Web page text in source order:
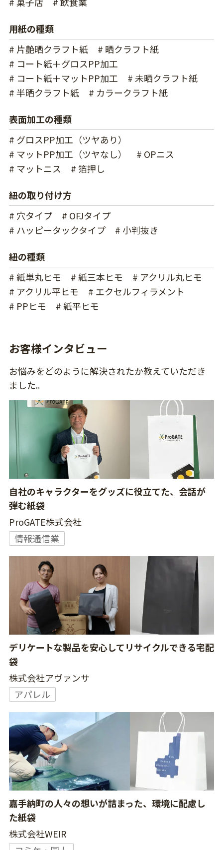
用紙の種類
# 片艶晒クラフト紙
# 晒クラフト紙
# コート紙＋グロスPP加工
# コート紙＋マットPP加工
# 未晒クラフト紙
# 半晒クラフト紙
# カラークラフト紙
表面加工の種類
# グロスPP加工（ツヤあり）
# マットPP加工（ツヤなし）
# OPニス
# マットニス
# 箔押し
紐の取り付け方
# 穴タイプ
# OFJタイプ
# ハッピータックタイプ
# 小判抜き
紐の種類
# 紙単丸ヒモ
# 紙三本ヒモ
# アクリル丸ヒモ
# アクリル平ヒモ
# エクセルフィラメント
# PPヒモ
# 紙平ヒモ
お客様インタビュー
お悩みをどのように解決されたか教えていただき
ました。
自社のキャラクターをグッズに役立てた、会話が
弾む紙袋
ProGATE株式会社
情報通信業
デリケートな製品を安心してリサイクルできる宅配
袋
株式会社アヴァンサ
アパレル
嘉手納町の人々の想いが詰まった、環境に配慮し
た紙袋
株式会社WEIR